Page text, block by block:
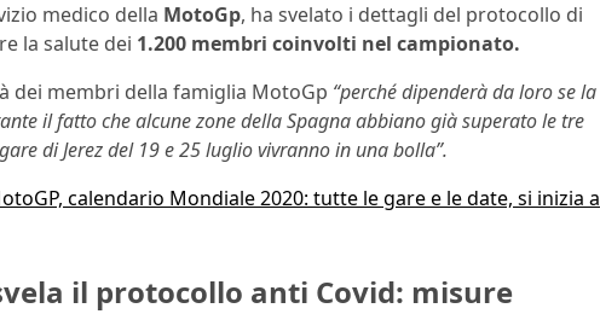
medico della MotoGp, ha svelato i dettagli del protocollo di
la salute dei 1.200 membri coinvolti nel campionato.
dei membri della famiglia MotoGp “perché dipenderà da loro se la
il fatto che alcune zone della Spagna abbiano già superato le tre
di Jerez del 19 e 25 luglio vivranno in una bolla”.
calendario Mondiale 2020: tutte le gare e le date, si inizia a
il protocollo anti Covid: misure